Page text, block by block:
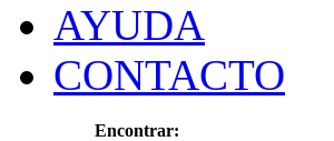
AYUDA
CONTACTO
Encontrar: